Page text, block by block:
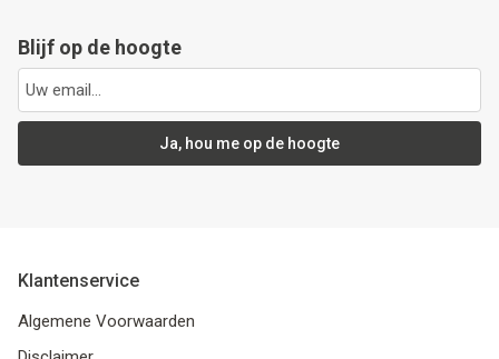
Blijf op de hoogte
Ja, hou me op de hoogte
Klantenservice
Algemene Voorwaarden